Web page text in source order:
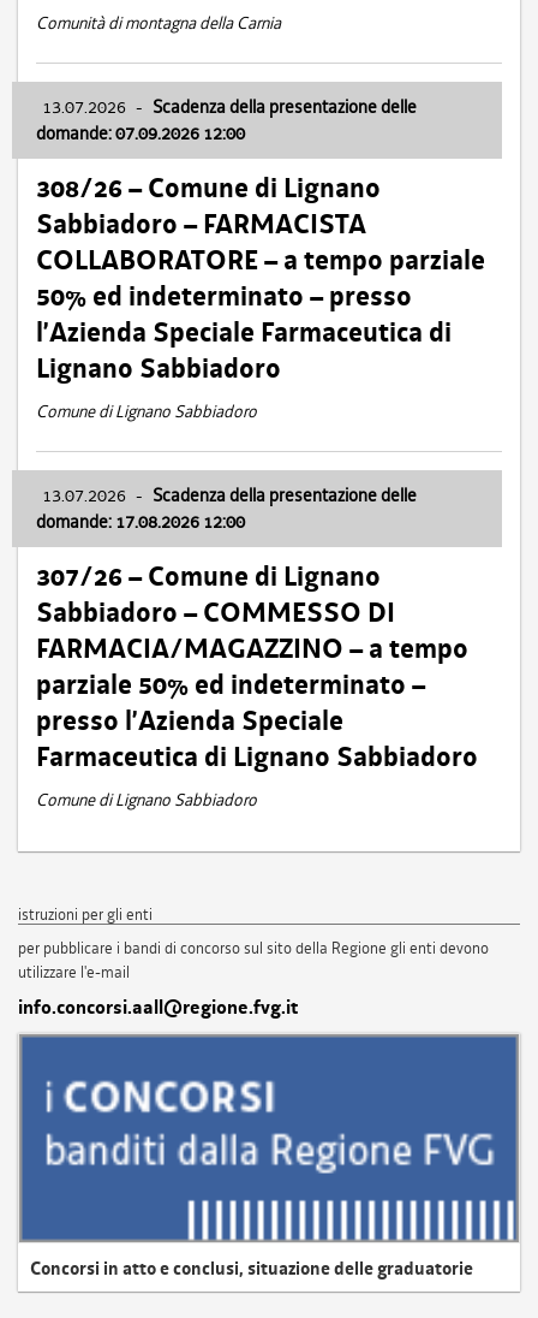
Comunità di montagna della Carnia
13.07.2026 - Scadenza della presentazione delle
domande: 07.09.2026 12:00
308/26 – Comune di Lignano
Sabbiadoro – FARMACISTA
COLLABORATORE – a tempo parziale
50% ed indeterminato – presso
l’Azienda Speciale Farmaceutica di
Lignano Sabbiadoro
Comune di Lignano Sabbiadoro
13.07.2026 - Scadenza della presentazione delle
domande: 17.08.2026 12:00
307/26 – Comune di Lignano
Sabbiadoro – COMMESSO DI
FARMACIA/MAGAZZINO – a tempo
parziale 50% ed indeterminato –
presso l’Azienda Speciale
Farmaceutica di Lignano Sabbiadoro
Comune di Lignano Sabbiadoro
istruzioni per gli enti
per pubblicare i bandi di concorso sul sito della Regione gli enti devono
utilizzare l'e-mail
info.concorsi.aall@regione.fvg.it
Concorsi in atto e conclusi, situazione delle graduatorie